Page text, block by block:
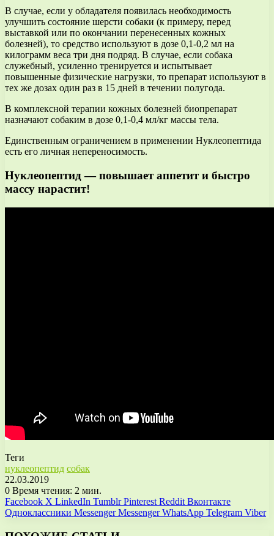
В случае, если у обладателя появилась необходимость
улучшить состояние шерсти собаки (к примеру, перед
выставкой или по окончании перенесенных кожных
болезней), то средство используют в дозе 0,1-0,2 мл на
килограмм веса три дня подряд. В случае, если собака
служебный, усиленно тренируется и испытывает
повышенные физические нагрузки, то препарат используют в
тех же дозах один раз в 15 дней в течении полугода.
В комплексной терапии кожных болезней биопрепарат
назначают собаким в дозе 0,1-0,4 мл/кг массы тела.
Единственным ограничением в применении Нуклеопептида
есть его личная непереносимость.
Нуклеопептид — повышает аппетит и быстро
массу нарастит!
Теги
нуклеопептид собак
22.03.2019
0 Время чтения: 2 мин.
Facebook X LinkedIn Tumblr Pinterest Reddit Вконтакте
Одноклассники Messenger Messenger WhatsApp Telegram Viber